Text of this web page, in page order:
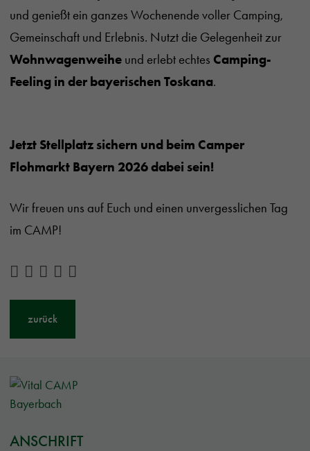
und genießt ein ganzes Wochenende voller Camping,
Gemeinschaft und Erlebnis. Nutzt die Gelegenheit zur
Wohnwagenweihe und erlebt echtes Camping-
Feeling in der bayerischen Toskana.
Jetzt Stellplatz sichern und beim Camper
Flohmarkt Bayern 2026 dabei sein!
Wir freuen uns auf Euch und einen unvergesslichen Tag
im CAMP!
zurück
ANSCHRIFT